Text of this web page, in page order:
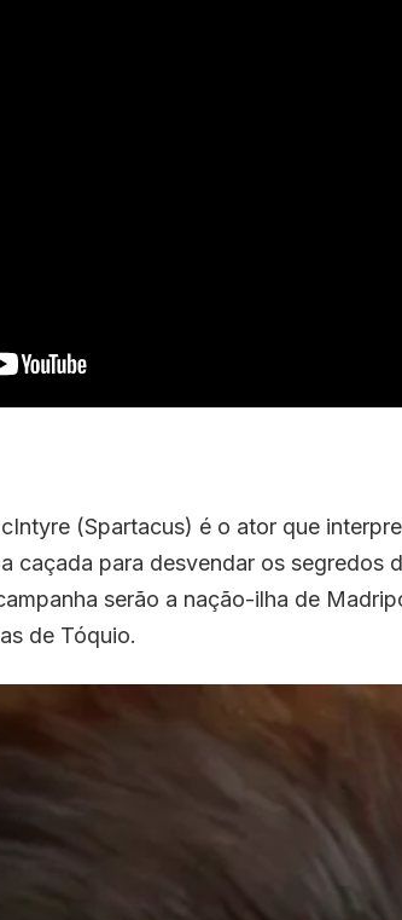
(Spartacus) é o ator que
caçada para desvendar os segredos
serão a nação-ilha de
de Tóquio.